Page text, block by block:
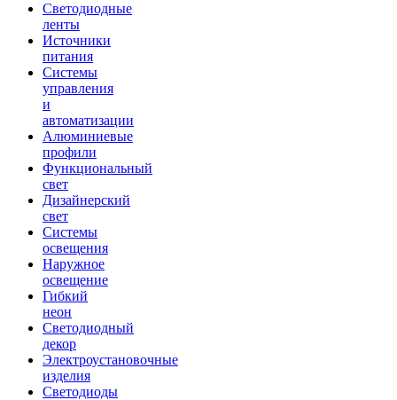
Светодиодные
ленты
Источники
питания
Системы
управления
и
автоматизации
Алюминиевые
профили
Функциональный
свет
Дизайнерский
свет
Системы
освещения
Наружное
освещение
Гибкий
неон
Светодиодный
декор
Электроустановочные
изделия
Светодиоды